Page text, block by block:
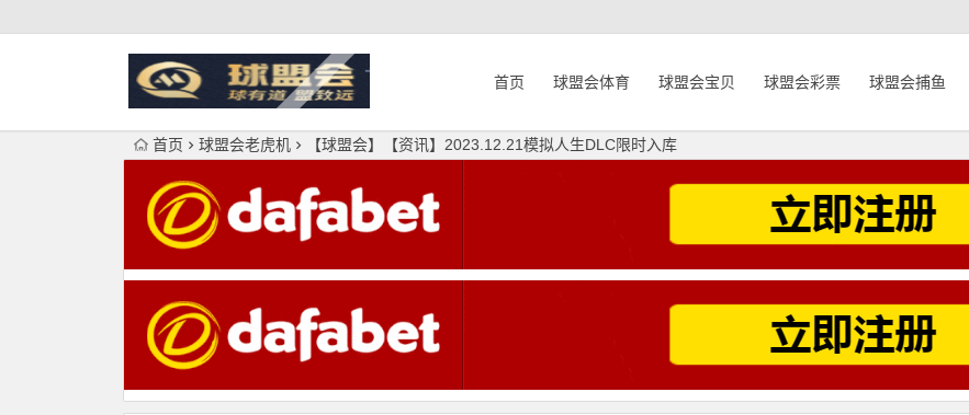
首页 球盟会体育 球盟会宝贝 球盟会彩票 球盟会捕鱼
首页 球盟会老虎机 【球盟会】【资讯】2023.12.21模拟人生DLC限时入库